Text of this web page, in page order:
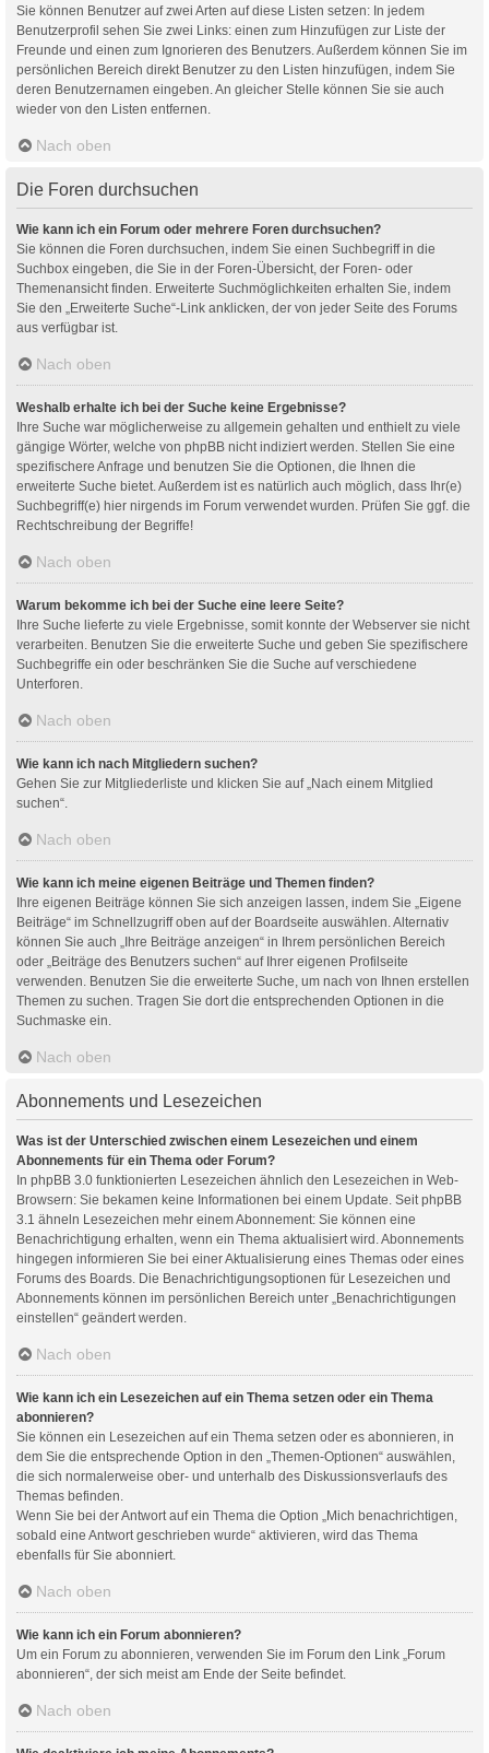
Sie können Benutzer auf zwei Arten auf diese Listen setzen: In jedem
Benutzerprofil sehen Sie zwei Links: einen zum Hinzufügen zur Liste der
Freunde und einen zum Ignorieren des Benutzers. Außerdem können Sie im
persönlichen Bereich direkt Benutzer zu den Listen hinzufügen, indem Sie
deren Benutzernamen eingeben. An gleicher Stelle können Sie sie auch
wieder von den Listen entfernen.
Nach oben
Die Foren durchsuchen
Wie kann ich ein Forum oder mehrere Foren durchsuchen?
Sie können die Foren durchsuchen, indem Sie einen Suchbegriff in die
Suchbox eingeben, die Sie in der Foren-Übersicht, der Foren- oder
Themenansicht finden. Erweiterte Suchmöglichkeiten erhalten Sie, indem
Sie den „Erweiterte Suche“-Link anklicken, der von jeder Seite des Forums
aus verfügbar ist.
Nach oben
Weshalb erhalte ich bei der Suche keine Ergebnisse?
Ihre Suche war möglicherweise zu allgemein gehalten und enthielt zu viele
gängige Wörter, welche von phpBB nicht indiziert werden. Stellen Sie eine
spezifischere Anfrage und benutzen Sie die Optionen, die Ihnen die
erweiterte Suche bietet. Außerdem ist es natürlich auch möglich, dass Ihr(e)
Suchbegriff(e) hier nirgends im Forum verwendet wurden. Prüfen Sie ggf. die
Rechtschreibung der Begriffe!
Nach oben
Warum bekomme ich bei der Suche eine leere Seite?
Ihre Suche lieferte zu viele Ergebnisse, somit konnte der Webserver sie nicht
verarbeiten. Benutzen Sie die erweiterte Suche und geben Sie spezifischere
Suchbegriffe ein oder beschränken Sie die Suche auf verschiedene
Unterforen.
Nach oben
Wie kann ich nach Mitgliedern suchen?
Gehen Sie zur Mitgliederliste und klicken Sie auf „Nach einem Mitglied
suchen“.
Nach oben
Wie kann ich meine eigenen Beiträge und Themen finden?
Ihre eigenen Beiträge können Sie sich anzeigen lassen, indem Sie „Eigene
Beiträge“ im Schnellzugriff oben auf der Boardseite auswählen. Alternativ
können Sie auch „Ihre Beiträge anzeigen“ in Ihrem persönlichen Bereich
oder „Beiträge des Benutzers suchen“ auf Ihrer eigenen Profilseite
verwenden. Benutzen Sie die erweiterte Suche, um nach von Ihnen erstellen
Themen zu suchen. Tragen Sie dort die entsprechenden Optionen in die
Suchmaske ein.
Nach oben
Abonnements und Lesezeichen
Was ist der Unterschied zwischen einem Lesezeichen und einem
Abonnements für ein Thema oder Forum?
In phpBB 3.0 funktionierten Lesezeichen ähnlich den Lesezeichen in Web-
Browsern: Sie bekamen keine Informationen bei einem Update. Seit phpBB
3.1 ähneln Lesezeichen mehr einem Abonnement: Sie können eine
Benachrichtigung erhalten, wenn ein Thema aktualisiert wird. Abonnements
hingegen informieren Sie bei einer Aktualisierung eines Themas oder eines
Forums des Boards. Die Benachrichtigungsoptionen für Lesezeichen und
Abonnements können im persönlichen Bereich unter „Benachrichtigungen
einstellen“ geändert werden.
Nach oben
Wie kann ich ein Lesezeichen auf ein Thema setzen oder ein Thema
abonnieren?
Sie können ein Lesezeichen auf ein Thema setzen oder es abonnieren, in
dem Sie die entsprechende Option in den „Themen-Optionen“ auswählen,
die sich normalerweise ober- und unterhalb des Diskussionsverlaufs des
Themas befinden.
Wenn Sie bei der Antwort auf ein Thema die Option „Mich benachrichtigen,
sobald eine Antwort geschrieben wurde“ aktivieren, wird das Thema
ebenfalls für Sie abonniert.
Nach oben
Wie kann ich ein Forum abonnieren?
Um ein Forum zu abonnieren, verwenden Sie im Forum den Link „Forum
abonnieren“, der sich meist am Ende der Seite befindet.
Nach oben